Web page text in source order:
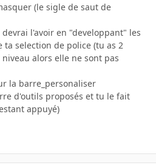
(le sigle de saut de
l'avoir en "developpant" les
ta selection de police (tu as 2
alors elle ne sont pas
la barre_personaliser
d'outils proposés et tu le fait
appuyé)